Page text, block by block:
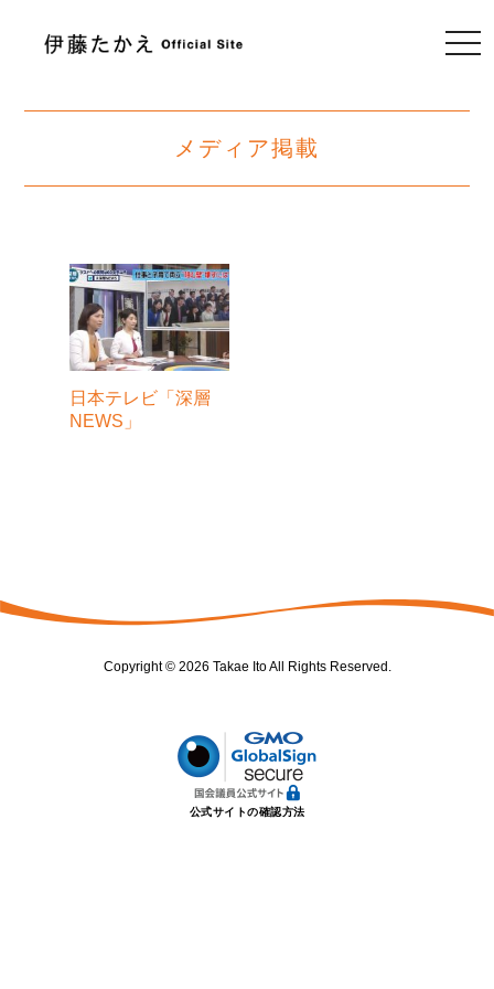
メディア掲載
日本テレビ「深層
NEWS」
Copyright © 2026 Takae Ito All Rights Reserved.
公式サイトの確認方法